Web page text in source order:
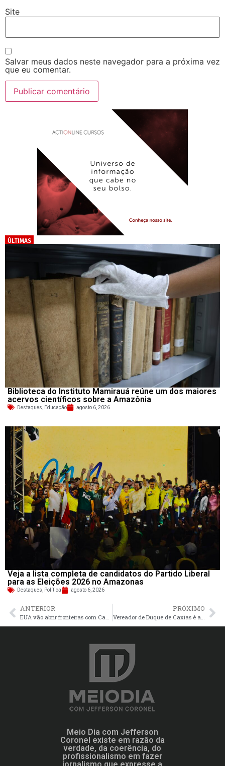
Site
Salvar meus dados neste navegador para a próxima vez
que eu comentar.
ÚLTIMAS
Biblioteca do Instituto Mamirauá reúne um dos maiores
acervos científicos sobre a Amazônia
Destaques Educação agosto 6, 2026
Veja a lista completa de candidatos do Partido Liberal
para as Eleições 2026 no Amazonas
Destaques Política agosto 6, 2026
ANTERIOR
EUA vão abrir fronteiras com Canadá e México a viajantes vacinados
PRÓXIMO
Vereador de Duque de Caxias é assassinado
Meio Dia com Jefferson
Coronel existe em razão da
verdade, da coerência, do
profissionalismo em fazer